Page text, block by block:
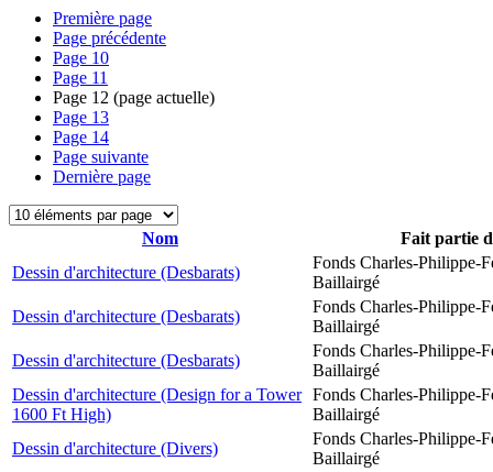
Première page
Page précédente
Page 10
Page 11
Page 12 (page actuelle)
Page 13
Page 14
Page suivante
Dernière page
Nom
Fait partie
Dessin d'architecture (Desbarats)
Fonds Charles-Philippe-
Baillairgé
Dessin d'architecture (Desbarats)
Fonds Charles-Philippe-
Baillairgé
Dessin d'architecture (Desbarats)
Fonds Charles-Philippe-
Baillairgé
Dessin d'architecture (Design for a Tower
1600 Ft High)
Fonds Charles-Philippe-
Baillairgé
Dessin d'architecture (Divers)
Fonds Charles-Philippe-
Baillairgé